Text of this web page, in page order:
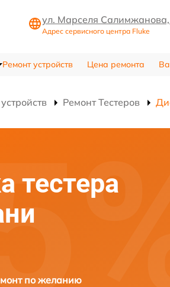
ул. Марселя
Адрес сервисного центра Fluke
Ремонт устройств Цена ремонта
Ремонт Тестеров
тестера
по желанию